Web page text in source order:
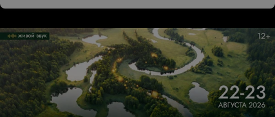
не возникло. Спасибо огромное Ольге.